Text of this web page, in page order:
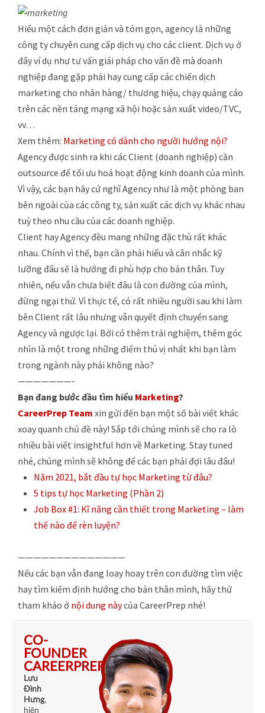
Hiểu một cách đơn giản và tóm gọn, agency là những
công ty chuyên cung cấp dịch vụ cho các client. Dịch vụ ở
đây ví dụ như tư vấn giải pháp cho vấn đề mà doanh
nghiệp đang gặp phải hay cung cấp các chiến dịch
marketing cho nhãn hàng/ thương hiệu, chạy quảng cáo
trên các nền tảng mạng xã hội hoặc sản xuất video/TVC,
vv…
Xem thêm: Marketing có dành cho người hướng nội?
Agency được sinh ra khi các Client (doanh nghiệp) cần
outsource để tối ưu hoá hoạt động kinh doanh của mình.
Vì vậy, các bạn hãy cứ nghĩ Agency như là một phòng ban
bên ngoài của các công ty, sản xuất các dịch vụ khác nhau
tuỳ theo nhu cầu của các doanh nghiệp.
Client hay Agency đều mang những đặc thù rất khác
nhau. Chính vì thế, bạn cần phải hiểu và cân nhắc kỹ
lưỡng đâu sẽ là hướng đi phù hợp cho bản thân. Tuy
nhiên, nếu vẫn chưa biết đâu là con đường của mình,
đừng ngại thử. Vì thực tế, có rất nhiều người sau khi làm
bên Client rất lâu nhưng vẫn quyết định chuyển sang
Agency và ngược lại. Bởi có thêm trải nghiệm, thêm góc
nhìn là một trong những điểm thú vị nhất khi bạn làm
trong ngành này phải không nào?
———————-
Bạn đang bước đầu tìm hiểu Marketing?
CareerPrep Team xin gửi đến bạn một số bài viết khác
xoay quanh chủ đề này! Sắp tới chúng mình sẽ cho ra lò
nhiều bài viết insightful hơn về Marketing. Stay tuned
nhé, chúng mình sẽ không để các bạn phải đợi lâu đâu!
Năm 2021, bắt đầu tự học Marketing từ đâu?
5 tips tự học Marketing (Phần 2)
Job Box #1: Kĩ năng cần thiết trong Marketing – làm
thế nào để rèn luyện?
——————————————
Nếu các bạn vẫn đang loay hoay trên con đường tìm việc
hay tìm kiếm định hướng cho bản thân mình, hãy thử
tham khảo ở nội dung nàycủa CareerPrep nhé!
CO-
FOUNDER
CAREERPREP
Lưu
Đình
Hưng,
hiện